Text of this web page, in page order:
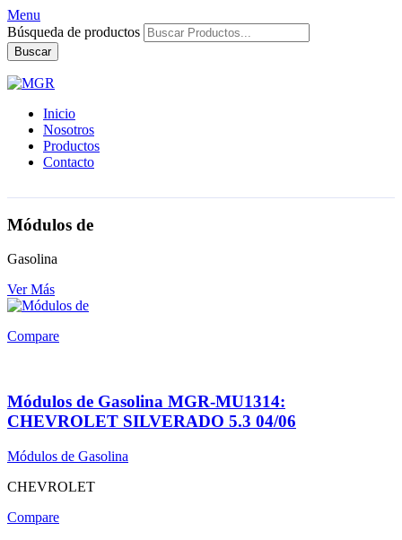
Menu
Búsqueda de productos
Buscar
Inicio
Nosotros
Productos
Contacto
Módulos de
Gasolina
Ver Más
Compare
Módulos de Gasolina MGR-MU1314:
CHEVROLET SILVERADO 5.3 04/06
Módulos de Gasolina
CHEVROLET
Compare